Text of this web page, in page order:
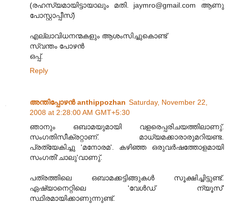
(രഹസ്യമായിട്ടായാലും മതി. jaymro@gmail.com ആണു
പോസ്റ്റാപ്പീസ്‌)
എല്ലാവിധനന്മകളും ആശംസിച്ചുകൊണ്ട്‌
സ്വന്തം പോഴൻ
ഒപ്പ്‌.
Reply
അന്തിപ്പോഴൻ anthippozhan Saturday, November 22,
2008 at 2:28:00 AM GMT+5:30
ഞാനും ഒബാമയുമായി വളരെപ്പരിചയത്തിലാണു്.
സംഗതിസീക്രറ്റാണ്‌. മാധ്യമക്കാരാരുമറിയണ്ട.
പ്രത്യേകിച്ചു 'മനോരമ'. കഴിഞ്ഞ ഒരുവർഷത്തോളമായി
സംഗതി'ചാലു'വാണു്.
പത്രത്തിലെ ഒബാമക്കട്ടിങ്ങുകൾ സൂക്ഷിച്ചിട്ടുണ്ട്‌.
ഏഷ്യാനെറ്റിലെ 'വേൾഡ്‌ ന്യൂസ്‌'
സ്ഥിരമായിക്കാണുന്നുണ്ട്‌.